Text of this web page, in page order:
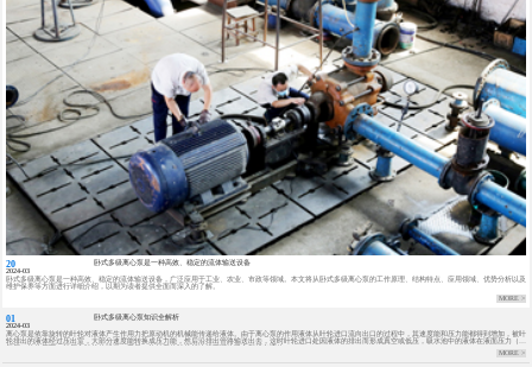
20
2024-03
卧式多级离心泵是一种高效、稳定的流体输送设备
卧式多级离心泵是一种高效、稳定的流体输送设备，广泛应用于工业、农业、市政等领域。本文将从卧式多级离心泵的工作原理、结构特点、应用领域、优势分析以及
维护保养等方面进行详细介绍，以期为读者提供全面而深入的了解。
MORE >
01
2024-03
卧式多级离心泵知识全解析
离心泵是依靠旋转的叶轮对液体产生作用力把原动机的机械能传递给液体。由于离心泵的作用液体从叶轮进口流向出口的过程中，其速度能和压力能都得到增加，被叶
轮排出的液体经过压出室，大部分速度能转换成压力能，然后沿排出管路输送出去，这时叶轮进口处因液体的排出而形成真空或低压，吸水池中的液体在液面压力（大
气压）的作用下，被压入叶轮的进口，于是，旋转着的叶轮就连续不断地吸入和排出液体。
MORE >